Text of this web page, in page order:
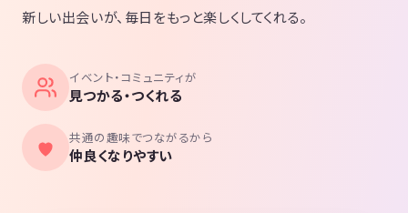
新しい出会いが、毎日をもっと楽しくしてくれる。
イベント・コミュニティが
見つかる・つくれる
共通の趣味でつながるから
仲良くなりやすい